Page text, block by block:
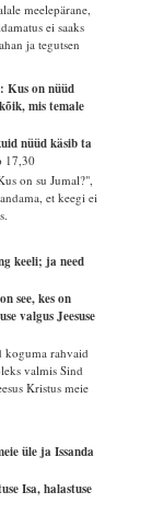
meelepärane,
ei saaks
ja tegutsen
Kus on nüüd
mis temale
nüüd käsib ta
17,30
on su Jumal?",
et keegi ei
keeli; ja need
see, kes on
valgus Jeesuse
koguma rahvaid
valmis Sind
Kristus meie
üle ja Issanda
Isa, halastuse